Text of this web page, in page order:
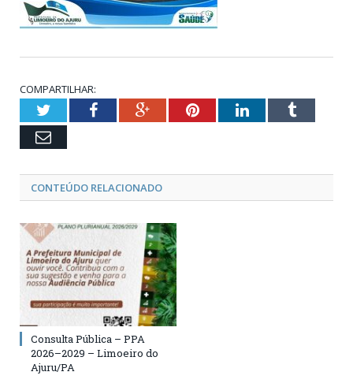
COMPARTILHAR:
TwitterFacebookGoogle+PinterestLinkedInTumblr
Email
CONTEÚDO RELACIONADO
Consulta Pública – PPA
2026–2029 – Limoeiro do
Ajuru/PA